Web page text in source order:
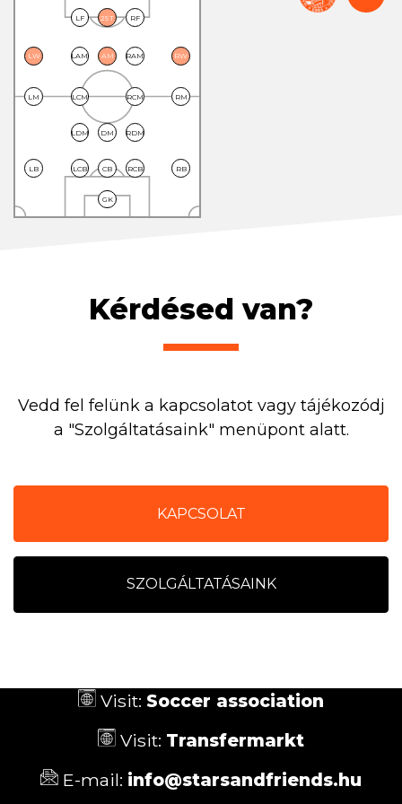
LF 2ST RF
LW LAM AM RAM RW
LM LCM RCM RM
LDM DM RDM
LB LCB CB RCB RB
GK
Kérdésed van?
Vedd fel felünk a kapcsolatot vagy tájékozódj
a "Szolgáltatásaink" menüpont alatt.
KAPCSOLAT
SZOLGÁLTATÁSAINK
Visit: Soccer association
Visit: Transfermarkt
E-mail: info@starsandfriends.hu